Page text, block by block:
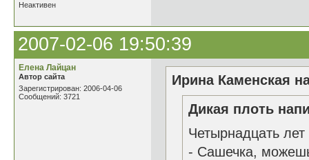
Неактивен
2007-02-06 19:50:39
Елена Лайцан
Автор сайта
Зарегистрирован: 2006-04-06
Сообщений: 3721
Ирина Каменская
Дикая плоть
Четырнадцать
- Сашечка,